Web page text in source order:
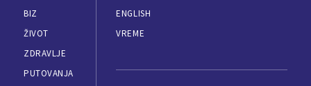
BIZ
ŽIVOT
ZDRAVLJE
PUTOVANJA
ENGLISH
VREME